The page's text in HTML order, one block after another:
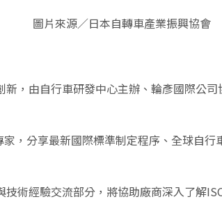
圖片來源／日本自轉車產業振興協會
，由自行車研發中心主辦、輪彥國際公
，分享最新國際標準制定程序、全球自
術經驗交流部分，將協助廠商深入了解